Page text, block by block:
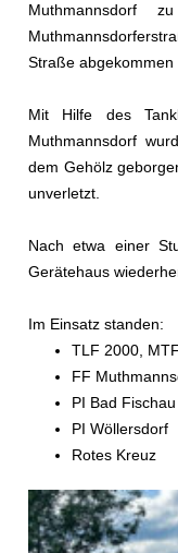
Muthmannsdorf
Straße abgekommen
Mit Hilfe des
Muthmannsdorf
dem Gehölz
unverletzt.
Nach etwa einer
Gerätehaus
Im Einsatz standen:
TLF 2000,
FF
PI Bad Fischau
PI Wöllersdorf
Rotes Kreuz